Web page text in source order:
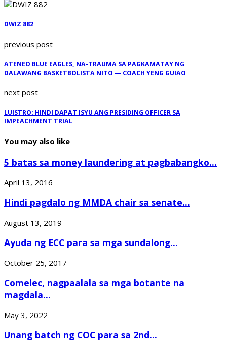
DWIZ 882
previous post
ATENEO BLUE EAGLES, NA-TRAUMA SA PAGKAMATAY NG
DALAWANG BASKETBOLISTA NITO — COACH YENG GUIAO
next post
LUISTRO: HINDI DAPAT ISYU ANG PRESIDING OFFICER SA
IMPEACHMENT TRIAL
You may also like
5 batas sa money laundering at pagbabangko...
April 13, 2016
Hindi pagdalo ng MMDA chair sa senate...
August 13, 2019
Ayuda ng ECC para sa mga sundalong...
October 25, 2017
Comelec, nagpaalala sa mga botante na
magdala...
May 3, 2022
Unang batch ng COC para sa 2nd...